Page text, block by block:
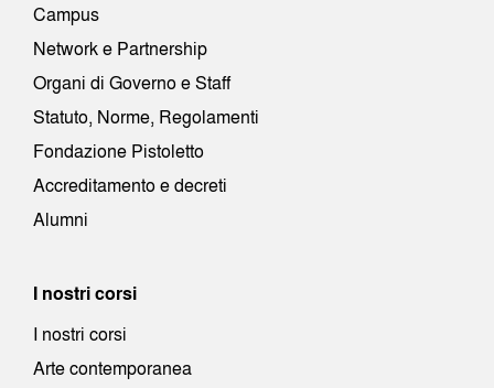
Campus
Network e Partnership
Organi di Governo e Staff
Statuto, Norme, Regolamenti
Fondazione Pistoletto
Accreditamento e decreti
Alumni
I nostri corsi
I nostri corsi
Arte contemporanea